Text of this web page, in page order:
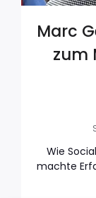
Marc
zum
Wie
machte